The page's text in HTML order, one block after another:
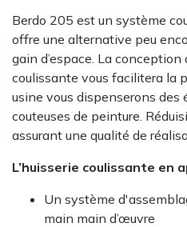
Notre entreprise
Contact
Ecologie
Berdo 205 est un système
offre une alternative peu
gain d’espace. La
coulissante vous facilitera la
usine vous dispenserons
couteuses de peinture.
assurant une qualité de
L’huisserie coulissante en
Un système
main main d’œuvre